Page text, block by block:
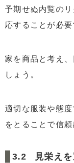
予期せぬ内覧の
応することが必要
家を商品と考え
しょう。
適切な服装や態
をとることで信頼
見栄え